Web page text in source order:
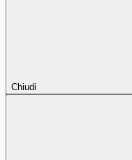
Chiudi